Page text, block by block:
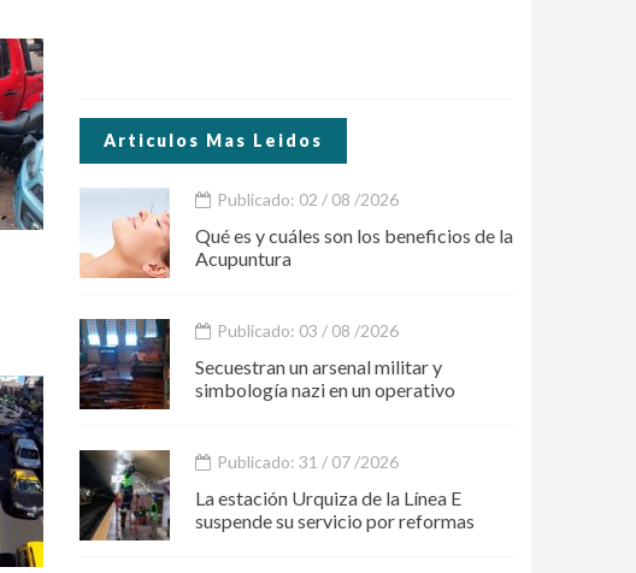
Articulos Mas Leidos
Publicado: 02 / 08 /2026
Qué es y cuáles son los beneficios de la
Acupuntura
Publicado: 03 / 08 /2026
Secuestran un arsenal militar y
simbología nazi en un operativo
Publicado: 31 / 07 /2026
La estación Urquiza de la Línea E
suspende su servicio por reformas